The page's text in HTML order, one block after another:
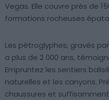
Vegas. Elle couvre près de
formations rocheuses
Les pétroglyphes, gravés
a plus de 2 000 ans,
Empruntez les sentiers
naturelles et les canyons.
chaussures et